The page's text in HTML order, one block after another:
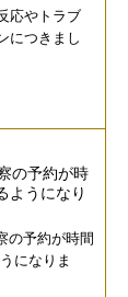
応やトラブ
につきまし
の予約が時
ようになり
の予約が時間
になりま